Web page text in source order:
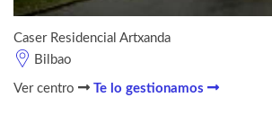
Caser Residencial Artxanda
Bilbao
Ver centro Te lo gestionamos